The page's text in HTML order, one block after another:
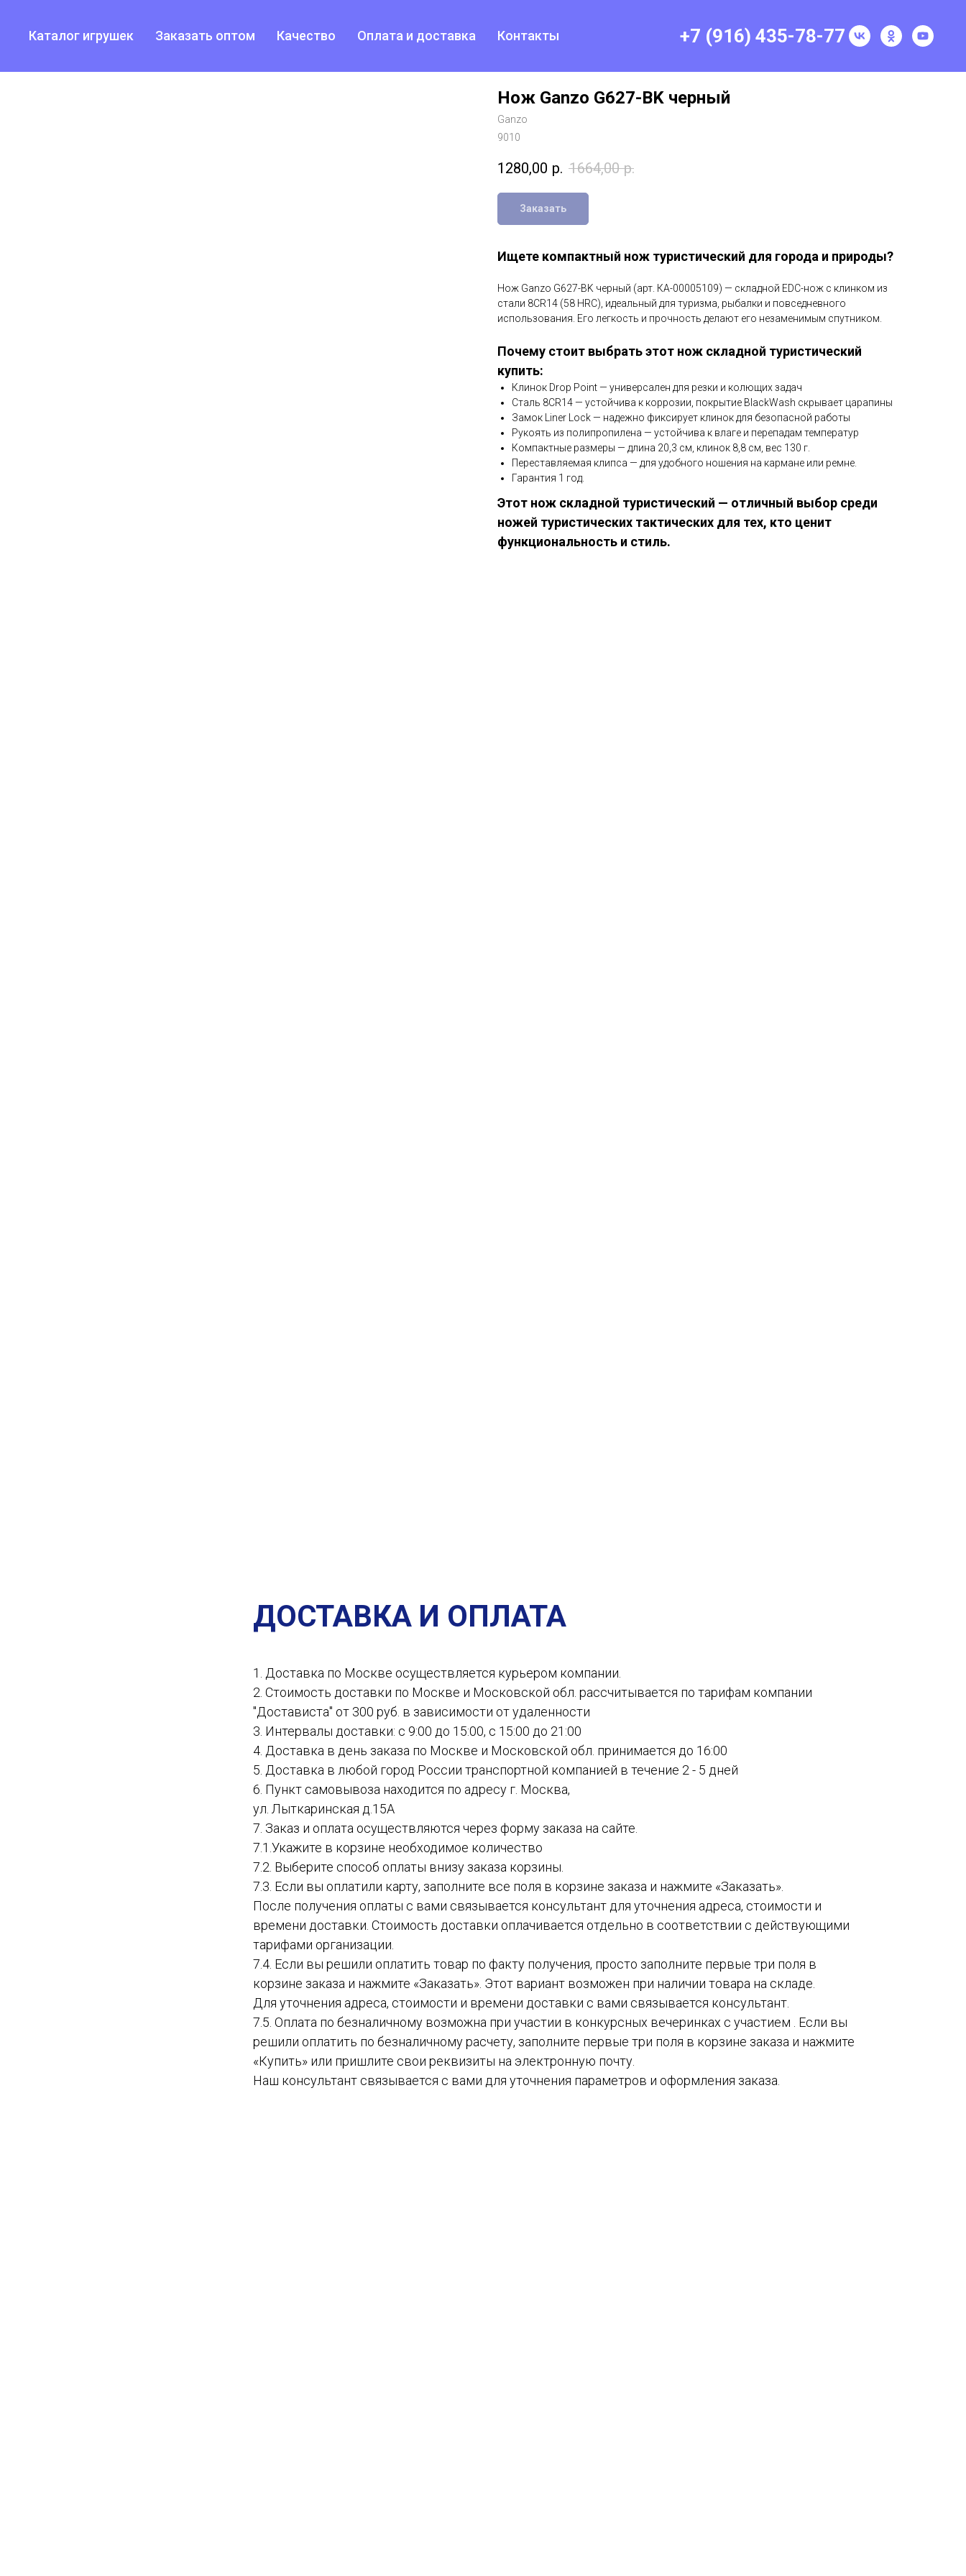
Каталог игрушек Заказать оптом Качество Оплата и доставка Контакты +7 (916) 435-78-77
Нож Ganzo G627-BK черный
Ganzo
9010
1280,00 р. 1664,00 р.
Заказать
Ищете компактный нож туристический для города и природы?
Нож Ganzo G627-BK черный (арт. КА-00005109) — складной EDC-нож с клинком из
стали 8CR14 (58 HRC), идеальный для туризма, рыбалки и повседневного
использования. Его легкость и прочность делают его незаменимым спутником.
Почему стоит выбрать этот нож складной туристический
купить:
Клинок Drop Point — универсален для резки и колющих задач
Сталь 8CR14 — устойчива к коррозии, покрытие BlackWash скрывает царапины
Замок Liner Lock — надежно фиксирует клинок для безопасной работы
Рукоять из полипропилена — устойчива к влаге и перепадам температур
Компактные размеры — длина 20,3 см, клинок 8,8 см, вес 130 г.
Переставляемая клипса — для удобного ношения на кармане или ремне.
Гарантия 1 год.
Этот нож складной туристический — отличный выбор среди
ножей туристических тактических для тех, кто ценит
функциональность и стиль.
ДОСТАВКА И ОПЛАТА
1. Доставка по Москве осуществляется курьером компании.
2. Стоимость доставки по Москве и Московской обл. рассчитывается по тарифам компании
"Достависта" от 300 руб. в зависимости от удаленности
3. Интервалы доставки: с 9:00 до 15:00, с 15:00 до 21:00
4. Доставка в день заказа по Москве и Московской обл. принимается до 16:00
5. Доставка в любой город России транспортной компанией в течение 2 - 5 дней
6. Пункт самовывоза находится по адресу г. Москва,
ул. Лыткаринская д.15А
7. Заказ и оплата осуществляются через форму заказа на сайте.
7.1.Укажите в корзине необходимое количество
7.2. Выберите способ оплаты внизу заказа корзины.
7.3. Если вы оплатили карту, заполните все поля в корзине заказа и нажмите «Заказать».
После получения оплаты с вами связывается консультант для уточнения адреса, стоимости и
времени доставки. Стоимость доставки оплачивается отдельно в соответствии с действующими
тарифами организации.
7.4. Если вы решили оплатить товар по факту получения, просто заполните первые три поля в
корзине заказа и нажмите «Заказать». Этот вариант возможен при наличии товара на складе.
Для уточнения адреса, стоимости и времени доставки с вами связывается консультант.
7.5. Оплата по безналичному возможна при участии в конкурсных вечеринках с участием . Если вы
решили оплатить по безналичному расчету, заполните первые три поля в корзине заказа и нажмите
«Купить» или пришлите свои реквизиты на электронную почту.
Наш консультант связывается с вами для уточнения параметров и оформления заказа.